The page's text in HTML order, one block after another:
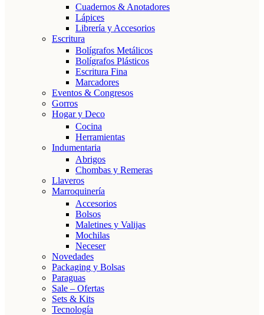
Cuadernos & Anotadores
Lápices
Librería y Accesorios
Escritura
Bolígrafos Metálicos
Bolígrafos Plásticos
Escritura Fina
Marcadores
Eventos & Congresos
Gorros
Hogar y Deco
Cocina
Herramientas
Indumentaria
Abrigos
Chombas y Remeras
Llaveros
Marroquinería
Accesorios
Bolsos
Maletines y Valijas
Mochilas
Neceser
Novedades
Packaging y Bolsas
Paraguas
Sale – Ofertas
Sets & Kits
Tecnología